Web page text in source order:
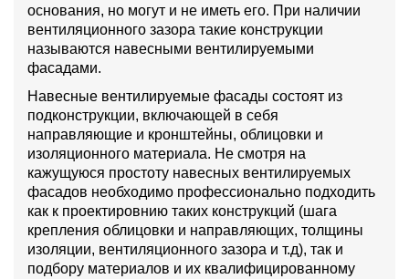
основания, но могут и не иметь его. При наличии
вентиляционного зазора такие конструкции
называются навесными вентилируемыми
фасадами.
Навесные вентилируемые фасады состоят из
подконструкции, включающей в себя
направляющие и кронштейны, облицовки и
изоляционного материала. Не смотря на
кажущуюся простоту навесных вентилируемых
фасадов необходимо профессионально подходить
как к проектировнию таких конструкций (шага
крепления облицовки и направляющих, толщины
изоляции, вентиляционного зазора и т.д), так и
подбору материалов и их квалифицированному